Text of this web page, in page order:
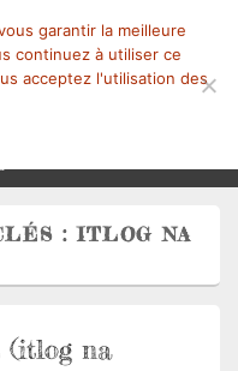
:ITLOG NA
(itlog na
garantir la meilleure
continuez à utiliser ce
acceptez l'utilisation des